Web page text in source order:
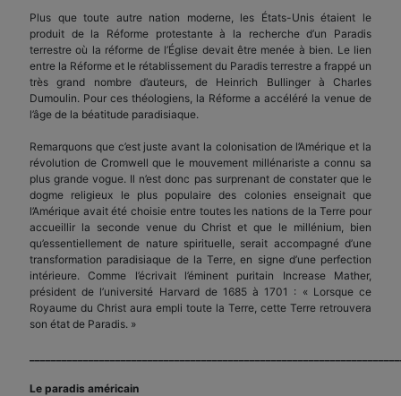
Plus que toute autre nation moderne, les États-Unis étaient le
produit de la Réforme protestante à la recherche d’un Paradis
terrestre où la réforme de l’Église devait être menée à bien. Le lien
entre la Réforme et le rétablissement du Paradis terrestre a frappé un
très grand nombre d’auteurs, de Heinrich Bullinger à Charles
Dumoulin. Pour ces théologiens, la Réforme a accéléré la venue de
l’âge de la béatitude paradisiaque.
Remarquons que c’est juste avant la colonisation de l’Amérique et la
révolution de Cromwell que le mouvement millénariste a connu sa
plus grande vogue. Il n’est donc pas surprenant de constater que le
dogme religieux le plus populaire des colonies enseignait que
l’Amérique avait été choisie entre toutes les nations de la Terre pour
accueillir la seconde venue du Christ et que le millénium, bien
qu’essentiellement de nature spirituelle, serait accompagné d’une
transformation paradisiaque de la Terre, en signe d’une perfection
intérieure. Comme l’écrivait l’éminent puritain Increase Mather,
président de l’université Harvard de 1685 à 1701 : « Lorsque ce
Royaume du Christ aura empli toute la Terre, cette Terre retrouvera
son état de Paradis. »
Le paradis américain